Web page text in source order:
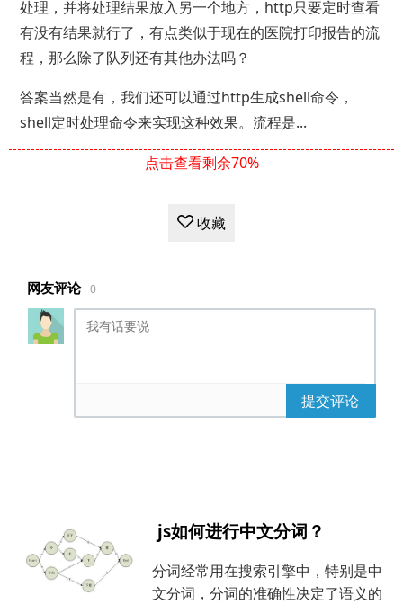
处理，并将处理结果放入另一个地方，http只要定时查看
有没有结果就行了，有点类似于现在的医院打印报告的流
程，那么除了队列还有其他办法吗？
答案当然是有，我们还可以通过http生成shell命令，
shell定时处理命令来实现这种效果。流程是...
点击查看剩余70%
收藏
网友评论 0
提交评论
js如何进行中文分词？
分词经常用在搜索引擎中，特别是中
文分词，分词的准确性决定了语义的